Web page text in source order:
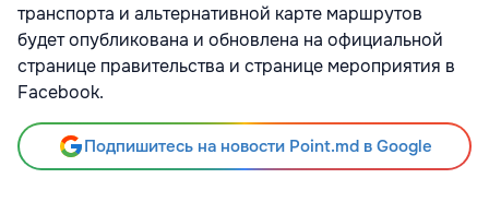
транспорта и альтернативной карте маршрутов
будет опубликована и обновлена на официальной
странице правительства и странице мероприятия в
Facebook.
Подпишитесь на новости Point.md в Google